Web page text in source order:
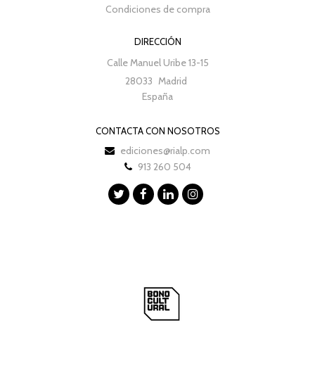
Condiciones de compra
DIRECCIÓN
Calle Manuel Uribe 13-15
28033 Madrid
España
CONTACTA CON NOSOTROS
ediciones@rialp.com
913 260 504